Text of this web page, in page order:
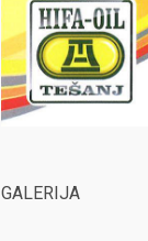
GALERIJA